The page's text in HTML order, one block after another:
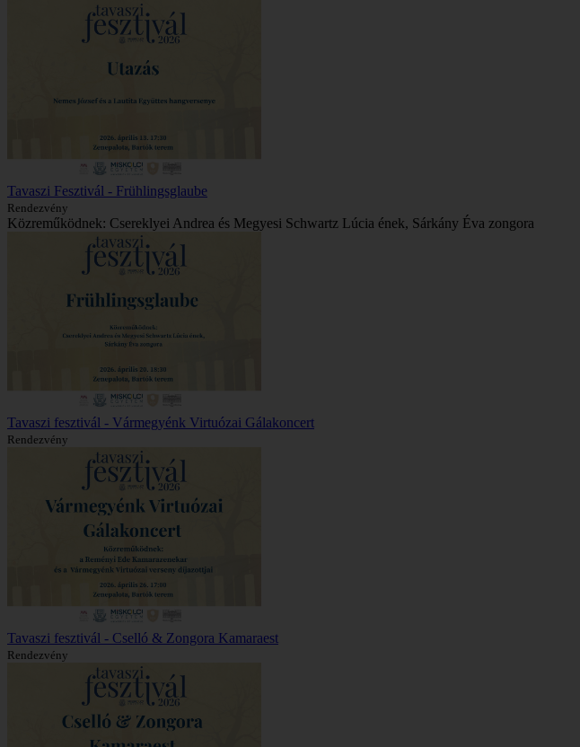
Tavaszi Fesztivál - Frühlingsglaube
Rendezvény
Közreműködnek: Csereklyei Andrea és Megyesi Schwartz Lúcia ének, Sárkány Éva zongora
Tavaszi fesztivál - Vármegyénk Virtuózai Gálakoncert
Rendezvény
Tavaszi fesztivál - Cselló & Zongora Kamaraest
Rendezvény